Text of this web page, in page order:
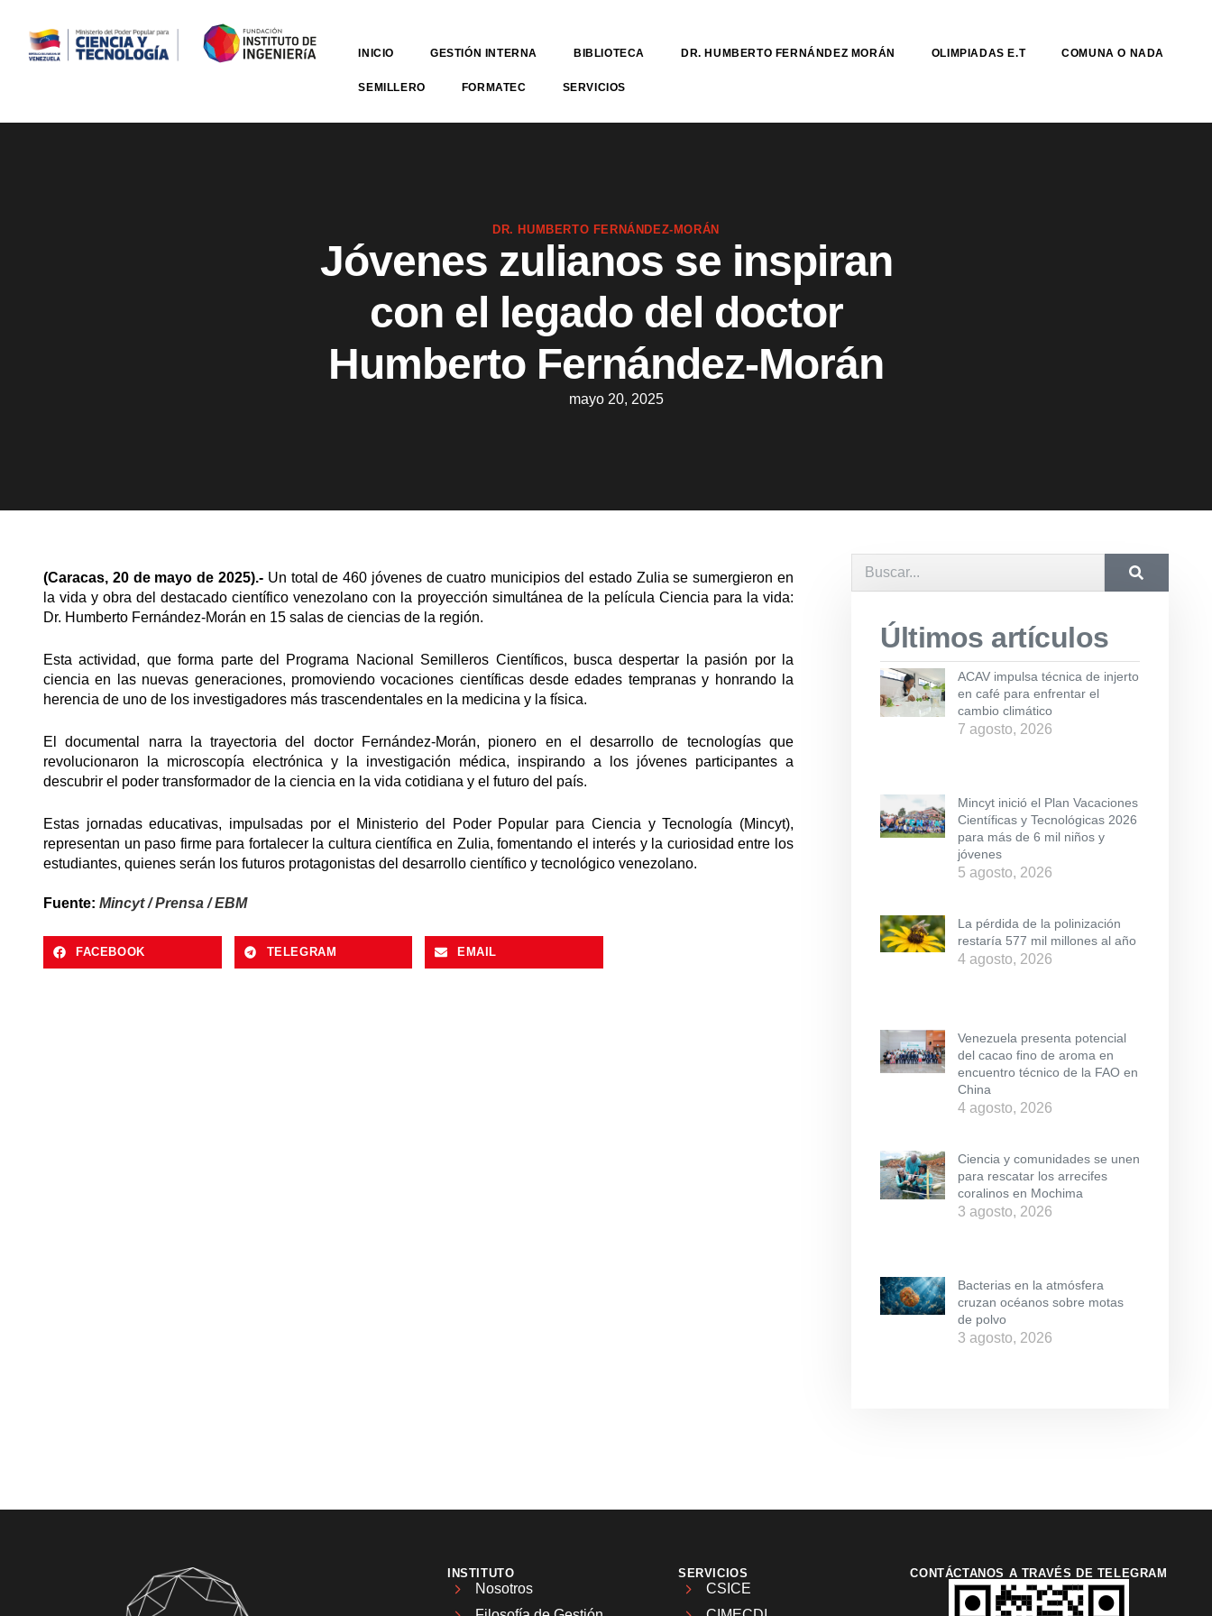
INICIO GESTIÓN INTERNA BIBLIOTECA DR. HUMBERTO FERNÁNDEZ MORÁN OLIMPIADAS E.T COMUNA O NADA
SEMILLERO FORMATEC SERVICIOS
DR. HUMBERTO FERNÁNDEZ-MORÁN
Jóvenes zulianos se inspiran
con el legado del doctor
Humberto Fernández-Morán
mayo 20, 2025
(Caracas, 20 de mayo de 2025).-Un total de 460 jóvenes de cuatro municipios del estado Zulia se sumergieron en
la vida y obra del destacado científico venezolano con la proyección simultánea de la película Ciencia para la vida:
Dr. Humberto Fernández-Morán en 15 salas de ciencias de la región.
Esta actividad, que forma parte del Programa Nacional Semilleros Científicos, busca despertar la pasión por la
ciencia en las nuevas generaciones, promoviendo vocaciones científicas desde edades tempranas y honrando la
herencia de uno de los investigadores más trascendentales en la medicina y la física.
El documental narra la trayectoria del doctor Fernández-Morán, pionero en el desarrollo de tecnologías que
revolucionaron la microscopía electrónica y la investigación médica, inspirando a los jóvenes participantes a
descubrir el poder transformador de la ciencia en la vida cotidiana y el futuro del país.
Estas jornadas educativas, impulsadas por el Ministerio del Poder Popular para Ciencia y Tecnología (Mincyt),
representan un paso firme para fortalecer la cultura científica en Zulia, fomentando el interés y la curiosidad entre los
estudiantes, quienes serán los futuros protagonistas del desarrollo científico y tecnológico venezolano.
Fuente: Mincyt / Prensa / EBM
FACEBOOK TELEGRAM EMAIL
Últimos artículos
ACAV impulsa técnica de injerto
en café para enfrentar el
cambio climático
7 agosto, 2026
Mincyt inició el Plan Vacaciones
Científicas y Tecnológicas 2026
para más de 6 mil niños y
jóvenes
5 agosto, 2026
La pérdida de la polinización
restaría 577 mil millones al año
4 agosto, 2026
Venezuela presenta potencial
del cacao fino de aroma en
encuentro técnico de la FAO en
China
4 agosto, 2026
Ciencia y comunidades se unen
para rescatar los arrecifes
coralinos en Mochima
3 agosto, 2026
Bacterias en la atmósfera
cruzan océanos sobre motas
de polvo
3 agosto, 2026
INSTITUTO
Nosotros
SERVICIOS
CSICE
CONTÁCTANOS A TRAVÉS DE TELEGRAM